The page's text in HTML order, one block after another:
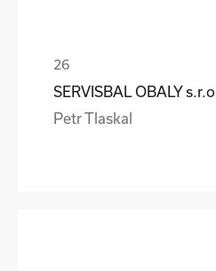
SERVISBAL OBALY s.r.o.
Petr Tlaskal